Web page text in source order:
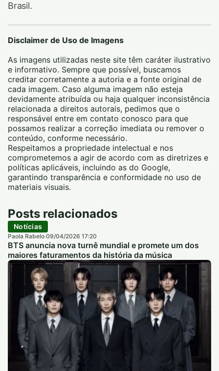
Brasil.
Disclaimer de Uso de Imagens
As imagens utilizadas neste site têm caráter ilustrativo
e informativo. Sempre que possível, buscamos
creditar corretamente a autoria e a fonte original de
cada imagem. Caso alguma imagem não esteja
devidamente atribuída ou haja qualquer inconsistência
relacionada a direitos autorais, pedimos que o
responsável entre em contato conosco para que
possamos realizar a correção imediata ou remover o
conteúdo, conforme necessário.
Respeitamos a propriedade intelectual e nos
comprometemos a agir de acordo com as diretrizes e
políticas aplicáveis, incluindo as do Google,
garantindo transparência e conformidade no uso de
materiais visuais.
Posts relacionados
Notícias
Paola Rabelo·09/04/2026 17:20
BTS anuncia nova turnê mundial e promete um dos
maiores faturamentos da história da música